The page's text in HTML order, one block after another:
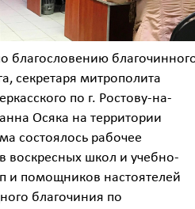
благословению
секретаря митрополита
по г. Ростову-на-
Осяка на территории
состоялось рабочее
воскресных школ и учебно-
и помощников настоятелей
благочиния по